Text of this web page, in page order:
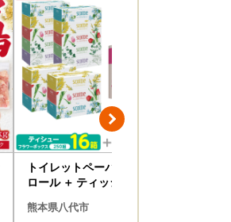
トイレットペーパー ダブル 16
ロール ＋ ティッシュ 16箱 セッ
レット
熊本県八代市